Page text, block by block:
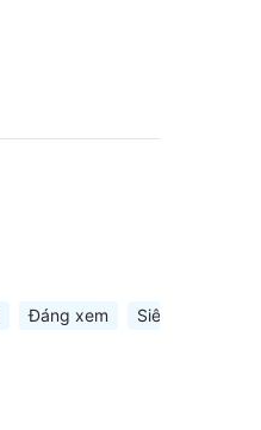
Đáng xem Siêu phẩm